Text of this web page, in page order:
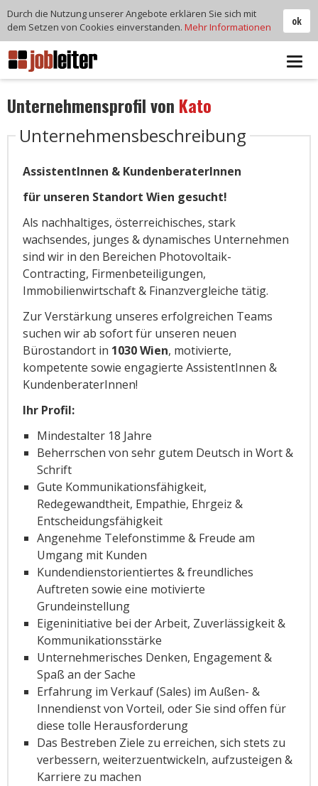
Unternehmensprofil von Kato
Unternehmensbeschreibung
AssistentInnen & KundenberaterInnen
für unseren Standort Wien gesucht!
Als nachhaltiges, österreichisches, stark
wachsendes, junges & dynamisches Unternehmen
sind wir in den Bereichen Photovoltaik-
Contracting, Firmenbeteiligungen,
Immobilienwirtschaft & Finanzvergleiche tätig.
Zur Verstärkung unseres erfolgreichen Teams
suchen wir ab sofort für unseren neuen
Bürostandort in 1030 Wien, motivierte,
kompetente sowie engagierte AssistentInnen &
KundenberaterInnen!
Ihr Profil:
Mindestalter 18 Jahre
Beherrschen von sehr gutem Deutsch in Wort &
Schrift
Gute Kommunikationsfähigkeit,
Redegewandtheit, Empathie, Ehrgeiz &
Entscheidungsfähigkeit
Angenehme Telefonstimme & Freude am
Umgang mit Kunden
Kundendienstorientiertes & freundliches
Auftreten sowie eine motivierte
Grundeinstellung
Eigeninitiative bei der Arbeit, Zuverlässigkeit &
Kommunikationsstärke
Unternehmerisches Denken, Engagement &
Spaß an der Sache
Erfahrung im Verkauf (Sales) im Außen- &
Innendienst von Vorteil, oder Sie sind offen für
diese tolle Herausforderung
Das Bestreben Ziele zu erreichen, sich stets zu
verbessern, weiterzuentwickeln, aufzusteigen &
Karriere zu machen
ok
Durch die Nutzung unserer Angebote erklären Sie sich mit
dem Setzen von Cookies einverstanden. Mehr Informationen